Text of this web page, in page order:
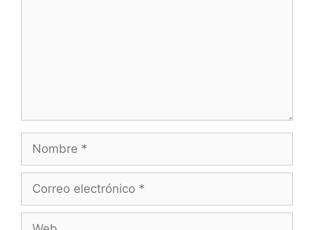
Nombre
Correo
Web